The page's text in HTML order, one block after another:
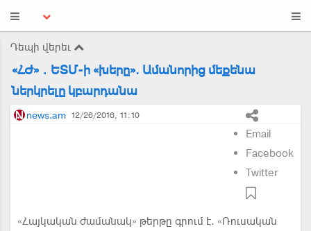
Դեպի վերեւ
«ՀԺ»․ԵՏՄ-ի «խերը». Ամանորից մեքենա
ներկրելը կբարդանա
news.am 12/26/2016, 11:10
Email
Facebook
Twitter
«Հայկական ժամանակ» թերթը գրում է. «Ռուսական